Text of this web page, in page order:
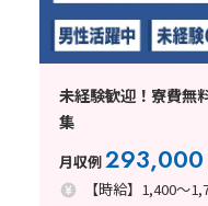
未経験歓迎！寮費無
集
月収例293,000
【時給】1,400～